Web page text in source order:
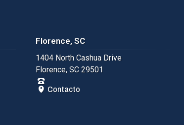
Florence, SC
1404 North Cashua Drive
Florence, SC 29501
Contacto